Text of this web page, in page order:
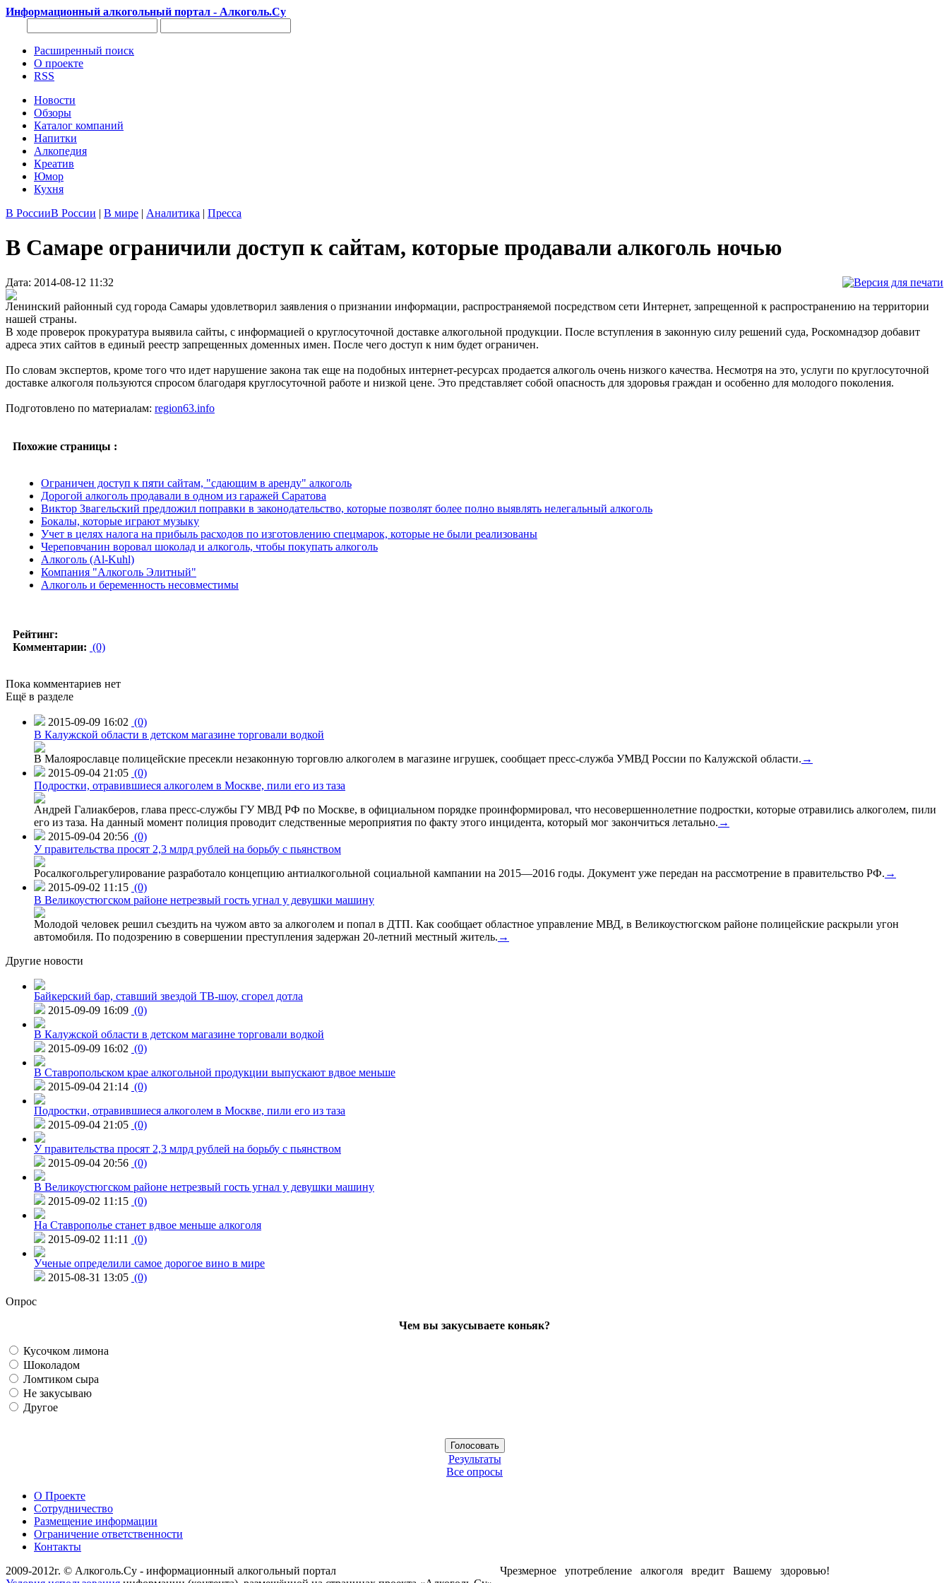
Информационный алкогольный портал - Алкоголь.Су
Расширенный поиск
О проекте
RSS
Новости
Обзоры
Каталог компаний
Напитки
Алкопедия
Креатив
Юмор
Кухня
В РоссииВ России | В мире | Аналитика | Пресса
В Самаре ограничили доступ к сайтам, которые продавали алкоголь ночью
Дата: 2014-08-12 11:32
Ленинский районный суд города Самары удовлетворил заявления о признании информации, распространяемой посредством сети Интернет, запрещенной к распространению на территории
нашей страны.
В ходе проверок прокуратура выявила сайты, с информацией о круглосуточной доставке алкогольной продукции. После вступления в законную силу решений суда, Роскомнадзор добавит
адреса этих сайтов в единый реестр запрещенных доменных имен. После чего доступ к ним будет ограничен.
По словам экспертов, кроме того что идет нарушение закона так еще на подобных интернет-ресурсах продается алкоголь очень низкого качества. Несмотря на это, услуги по круглосуточной
доставке алкоголя пользуются спросом благодаря круглосуточной работе и низкой цене. Это представляет собой опасность для здоровья граждан и особенно для молодого поколения.
Подготовлено по материалам: region63.info
Похожие страницы :
Ограничен доступ к пяти сайтам, "сдающим в аренду" алкоголь
Дорогой алкоголь продавали в одном из гаражей Саратова
Виктор Звагельский предложил поправки в законодательство, которые позволят более полно выявлять нелегальный алкоголь
Бокалы, которые играют музыку
Учет в целях налога на прибыль расходов по изготовлению спецмарок, которые не были реализованы
Череповчанин воровал шоколад и алкоголь, чтобы покупать алкоголь
Алкоголь (Al-Kuhl)
Компания "Алкоголь Элитный"
Алкоголь и беременность несовместимы
Рейтинг:
Комментарии: (0)
Пока комментариев нет
Ещё в разделе
2015-09-09 16:02 (0)
В Калужской области в детском магазине торговали водкой
В Малоярославце полицейские пресекли незаконную торговлю алкоголем в магазине игрушек, сообщает пресс-служба УМВД России по Калужской области. →
2015-09-04 21:05 (0)
Подростки, отравившиеся алкоголем в Москве, пили его из таза
Андрей Галиакберов, глава пресс-службы ГУ МВД РФ по Москве, в официальном порядке проинформировал, что несовершеннолетние подростки, которые отравились алкоголем, пили
его из таза. На данный момент полиция проводит следственные мероприятия по факту этого инцидента, который мог закончиться летально. →
2015-09-04 20:56 (0)
У правительства просят 2,3 млрд рублей на борьбу с пьянством
Росалкогольрегулирование разработало концепцию антиалкогольной социальной кампании на 2015—2016 годы. Документ уже передан на рассмотрение в правительство РФ. →
2015-09-02 11:15 (0)
В Великоустюгском районе нетрезвый гость угнал у девушки машину
Молодой человек решил съездить на чужом авто за алкоголем и попал в ДТП. Как сообщает областное управление МВД, в Великоустюгском районе полицейские раскрыли угон
автомобиля. По подозрению в совершении преступления задержан 20-летний местный житель. →
Другие новости
Байкерский бар, ставший звездой ТВ-шоу, сгорел дотла
2015-09-09 16:09 (0)
В Калужской области в детском магазине торговали водкой
2015-09-09 16:02 (0)
В Ставропольском крае алкогольной продукции выпускают вдвое меньше
2015-09-04 21:14 (0)
Подростки, отравившиеся алкоголем в Москве, пили его из таза
2015-09-04 21:05 (0)
У правительства просят 2,3 млрд рублей на борьбу с пьянством
2015-09-04 20:56 (0)
В Великоустюгском районе нетрезвый гость угнал у девушки машину
2015-09-02 11:15 (0)
На Ставрополье станет вдвое меньше алкоголя
2015-09-02 11:11
(0)
Ученые определили самое дорогое вино в мире
2015-08-31 13:05 (0)
Опрос
Чем вы закусываете коньяк?
Кусочком лимона
Шоколадом
Ломтиком сыра
Не закусываю
Другое
Результаты
Все опросы
О Проекте
Сотрудничество
Размещение информации
Ограничение ответственности
Контакты
2009-2012г. © Алкоголь.Су - информационный алкогольный портал
Чрезмерное употребление алкоголя вредит Вашему здоровью!